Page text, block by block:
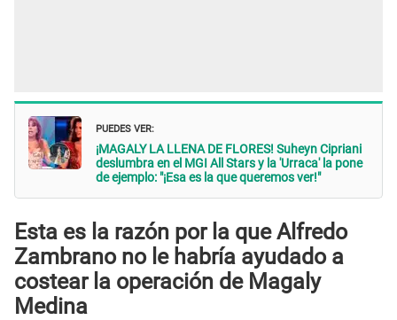
PUEDES VER:
¡MAGALY LA LLENA DE FLORES! Suheyn Cipriani
deslumbra en el MGI All Stars y la 'Urraca' la pone
de ejemplo: "¡Esa es la que queremos ver!"
Esta es la razón por la que Alfredo
Zambrano no le habría ayudado a
costear la operación de Magaly
Medina